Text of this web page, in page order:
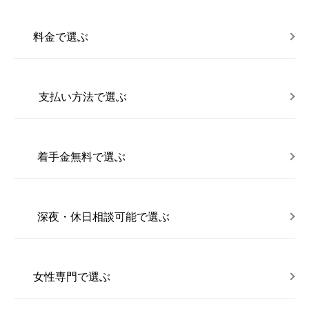
料金で選ぶ
支払い方法で選ぶ
着手金無料で選ぶ
深夜・休日相談可能で選ぶ
女性専門で選ぶ